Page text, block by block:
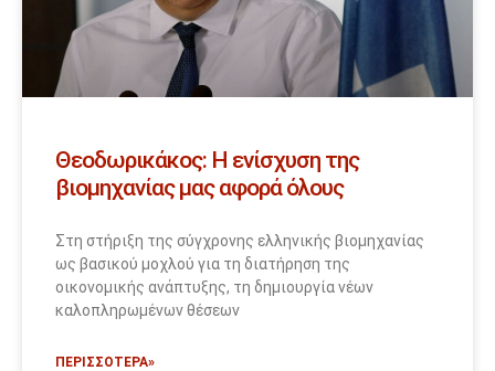
Θεοδωρικάκος: Η ενίσχυση της
βιομηχανίας μας αφορά όλους
Στη στήριξη της σύγχρονης ελληνικής βιομηχανίας
ως βασικού μοχλού για τη διατήρηση της
οικονομικής ανάπτυξης, τη δημιουργία νέων
καλοπληρωμένων θέσεων
ΠΕΡΙΣΣΟΤΕΡΑ»